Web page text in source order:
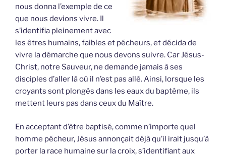
nous donna l’exemple de ce
que nous devions vivre. Il
s’identifia pleinement avec
les êtres humains, faibles et pécheurs, et décida de
vivre la démarche que nous devons suivre. Car Jésus-
Christ, notre Sauveur, ne demande jamais à ses
disciples d’aller là où il n’est pas allé. Ainsi, lorsque les
croyants sont plongés dans les eaux du baptême, ils
mettent leurs pas dans ceux du Maître.
En acceptant d’être baptisé, comme n’importe quel
homme pécheur, Jésus annonçait déjà qu’il irait jusqu’à
porter la race humaine sur la croix, s’identifiant aux